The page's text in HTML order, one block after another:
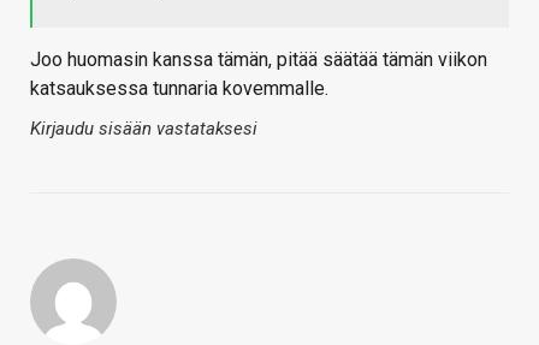
Joo huomasin kanssa tämän, pitää säätää tämän viikon
katsauksessa tunnaria kovemmalle.
Kirjaudu sisään vastataksesi